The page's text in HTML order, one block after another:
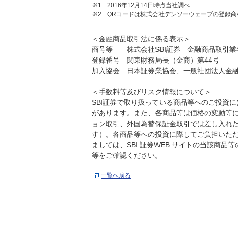
※1 2016年12月14日時点当社調べ
※2 QRコードは株式会社デンソーウェーブの登録商
＜金融商品取引法に係る表示＞
商号等 株式会社SBI証券 金融商品取引業
登録番号 関東財務局長（金商）第44号
加入協会 日本証券業協会、一般社団法人金
＜手数料等及びリスク情報について＞
SBI証券で取り扱っている商品等へのご投資
があります。また、各商品等は価格の変動等
ョン取引、外国為替保証金取引では差し入れ
す）。各商品等への投資に際してご負担いた
ましては、SBI 証券WEB サイトの当該商品
等をご確認ください。
一覧へ戻る